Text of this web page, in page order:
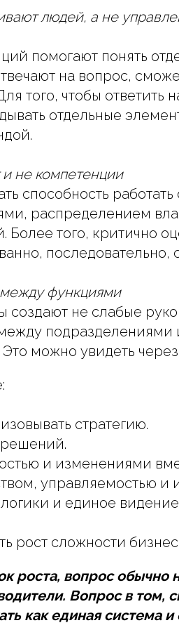
людей, а не
помогают понять
на вопрос,
того, чтобы ответить
отдельные
не компетенции
способность
распределением
того, критично
последовательно,
функциями
не слабые
подразделениями
можно увидеть
стратегию.
решений.
и изменениями
управляемостью и
и единое
рост сложности
роста, вопрос обычно
Вопрос в том,
как единая система и